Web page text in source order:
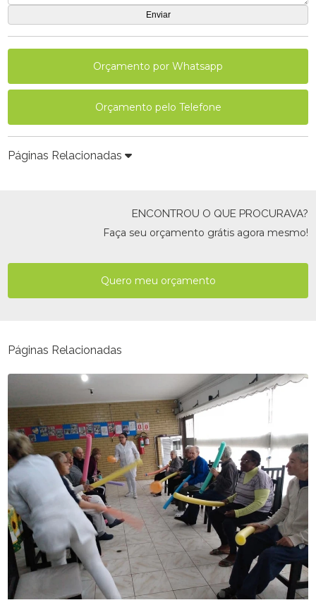
Orçamento por Whatsapp
Orçamento pelo Telefone
Páginas Relacionadas
ENCONTROU O QUE PROCURAVA?
Faça seu orçamento grátis agora mesmo!
Quero meu orçamento
Páginas Relacionadas